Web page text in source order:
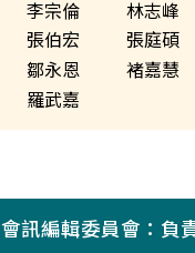
李宗倫 林志峰
張伯宏
張庭碩
鄒永恩
褚嘉慧
羅武嘉
會訊編輯委員會：負